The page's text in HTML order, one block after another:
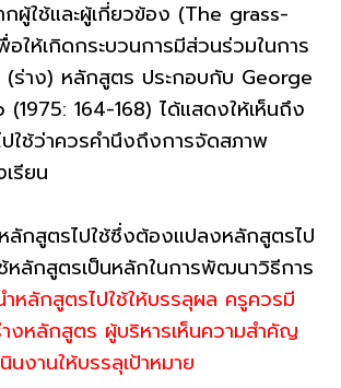
กผู้ใช้และผู้เกี่ยวข้อง (The grass-
ให้เกิดกระบวนการมีส่วนร่วมในการ
ร่าง) หลักสูตร ประกอบกับ George
164-168) ได้แสดงให้เห็นถึง
ใช้ว่าควรคำนึงถึงการจัดสภาพ
รียน
ลักสูตรไปใช้ซึ่งต้องแปลงหลักสูตรไป
หลักสูตรเป็นหลักในการพัฒนาวิธีการ
หลักสูตรไปใช้ให้บรรลุผล ครูควรมี
งหลักสูตร ผู้บริหารเห็นความสำคัญ
นงานให้บรรลุเป้าหมาย